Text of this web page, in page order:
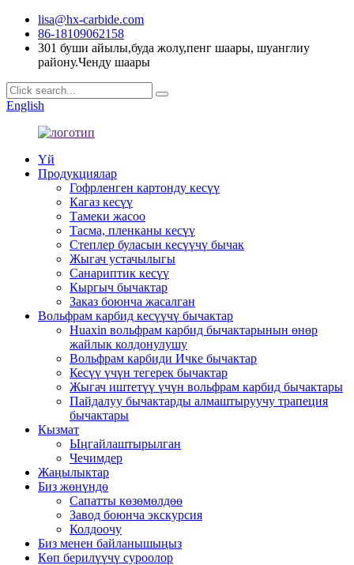
lisa@hx-carbide.com
86-18109062158
301 буши айылы,буда жолу,пенг шаары, шуанглиу
району.Ченду шаары
English
Үй
Продукциялар
Гофрленген картонду кесүү
Кагаз кесүү
Тамеки жасоо
Тасма, пленканы кесүү
Степлер буласын кесүүчү бычак
Жыгач устачылыгы
Санариптик кесүү
Кыргыч бычактар
Заказ боюнча жасалган
Вольфрам карбид кесүүчү бычактар
Huaxin вольфрам карбид бычактарынын өнөр
жайлык колдонулушу
Вольфрам карбиди Ичке бычактар
Кесүү үчүн тегерек бычактар
Жыгач иштетүү үчүн вольфрам карбид бычактары
Пайдалуу бычактарды алмаштыруучу трапеция
бычактары
Кызмат
Ыңгайлаштырылган
Чечимдер
Жаңылыктар
Биз жөнүндө
Сапатты көзөмөлдөө
Завод боюнча экскурсия
Колдоочу
Биз менен байланышыңыз
Көп берилүүчү суроолор